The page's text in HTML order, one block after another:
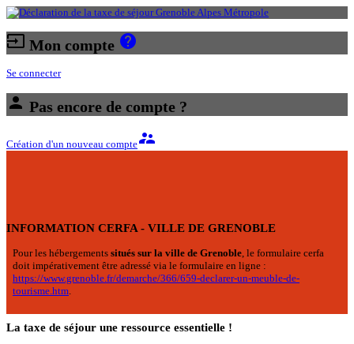
input Mon compte help
Se connecter
person Pas encore de compte ?
Création d'un nouveau comptesupervisor_account
INFORMATION CERFA - VILLE DE GRENOBLE
Pour les hébergements situés sur la ville de Grenoble, le formulaire cerfa
doit impérativement être adressé via le formulaire en ligne :
https://www.grenoble.fr/demarche/366/659-declarer-un-meuble-de-
tourisme.htm.
La taxe de séjour une ressource essentielle !